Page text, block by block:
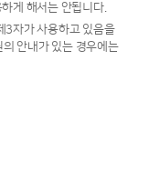
게 해서는 안됩니다.
3자가 사용하고 있음을
안내가 있는 경우에는